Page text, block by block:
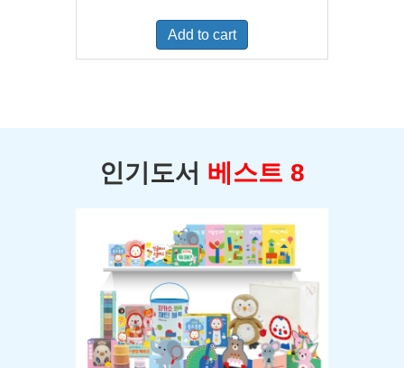
was:
$400.00.
is:
Add to cart
인기도서 베스트 8